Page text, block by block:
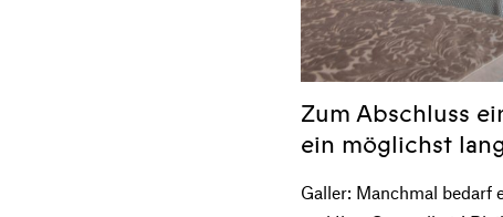
Zum Abschluss
ein möglichst
Galler: Manchmal bedarf